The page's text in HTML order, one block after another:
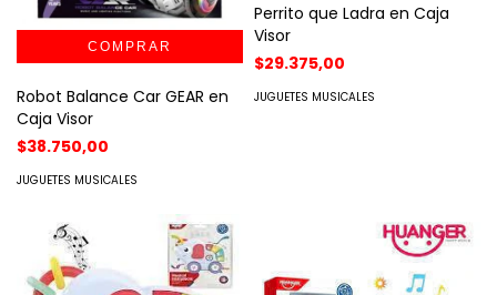
Robot Balance Car GEAR en
Caja Visor
$38.750,00
JUGUETES MUSICALES
Perrito que Ladra en Caja
Visor
$29.375,00
JUGUETES MUSICALES